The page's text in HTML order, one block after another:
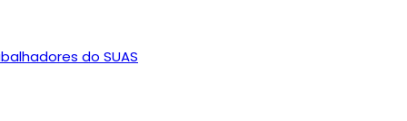
do SUAS